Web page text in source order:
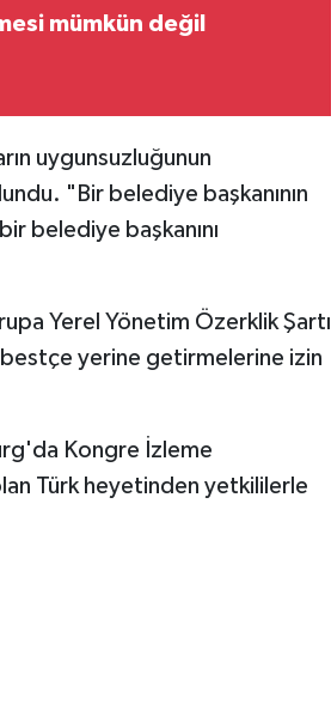
mümkün değil
uygunsuzluğunun
"Bir belediye başkanının
belediye başkanını
Yerel Yönetim Özerklik Şartı
yerine getirmelerine izin
Kongre İzleme
Türk heyetinden yetkililerle